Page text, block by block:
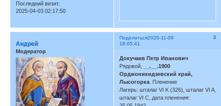
Последний визит:
2025-04-03 02:17:50
Поделиться 3
2020-11-09
18:05:41
Андрей
Модератор
Докучаев Петр Иванович
Рядовой,
__.__.1900
Орджоникидзевский край,
Лысогорка . Пленение
Лагерь: шталаг VI K (326), шталаг VI A,
шталаг VI C, дата пленения: